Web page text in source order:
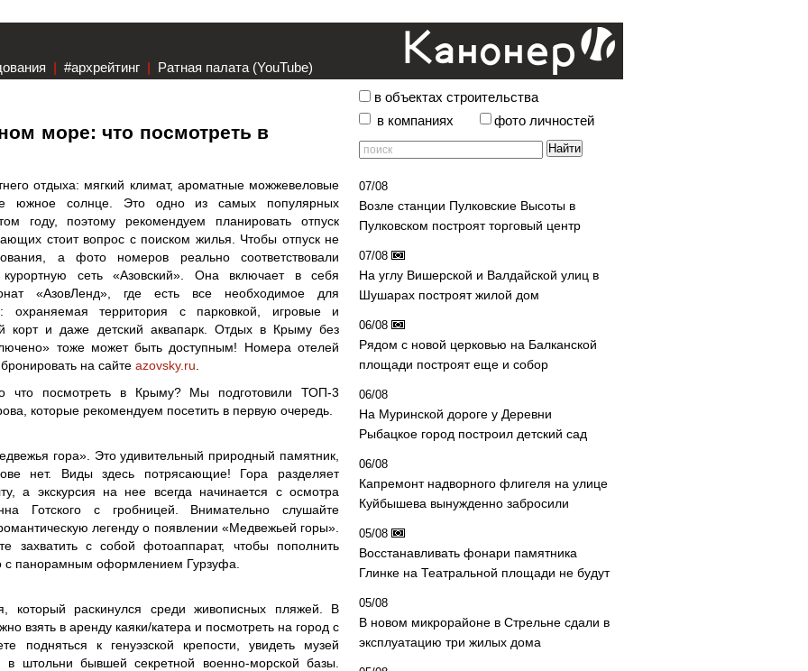
| #архрейтинг | Ратная палата (YouTube)
море: что посмотреть в
отдыха: мягкий климат, ароматные можжевеловые
южное солнце. Это одно из самых популярных
году, поэтому рекомендуем планировать отпуск
стоит вопрос с поиском жилья. Чтобы отпуск не
а фото номеров реально соответствовали
курортную сеть «Азовский». Она включает в себя
«АзовЛенд», где есть все необходимое для
охраняемая территория с парковкой, игровые и
корт и даже детский аквапарк. Отдых в Крыму без
тоже может быть доступным! Номера отелей
на сайте azovsky.ru
что посмотреть в Крыму? Мы подготовили ТОП-3
которые рекомендуем посетить в первую очередь.
гора». Это удивительный природный памятник,
нет. Виды здесь потрясающие! Гора разделяет
а экскурсия на нее всегда начинается с осмотра
Готского с гробницей. Внимательно слушайте
легенду о появлении «Медвежьей горы».
захватить с собой фотоаппарат, чтобы пополнить
панорамным оформлением Гурзуфа.
который раскинулся среди живописных пляжей. В
взять в аренду каяки/катера и посмотреть на город с
подняться к генуэзской крепости, увидеть музей
в штольни бывшей секретной военно-морской базы.
в объектах строительства
в компаниях
фото личностей
07/08
Возле станции Пулковские Высоты в
Пулковском построят торговый центр
07/08
На углу Вишерской и Валдайской улиц в
Шушарах построят жилой дом
06/08
Рядом с новой церковью на Балканской
площади построят еще и собор
06/08
На Муринской дороге у Деревни
Рыбацкое город построил детский сад
06/08
Капремонт надворного флигеля на улице
Куйбышева вынужденно забросили
05/08
Восстанавливать фонари памятника
Глинке на Театральной площади не будут
05/08
В новом микрорайоне в Стрельне сдали в
эксплуатацию три жилых дома